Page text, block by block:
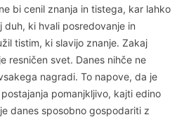
bi cenil znanja in tistega, kar lahko
ki hvali posredovanje in
tistim, ki slavijo znanje. Zakaj
resničen svet. Danes nihče ne
nagradi. To napove, da je
pomanjkljivo, kajti edino
danes sposobno gospodariti z